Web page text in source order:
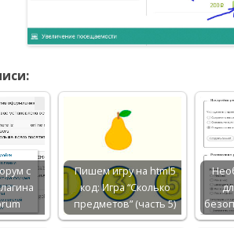
с
Пишем игру на html5
код: Игра “Сколько
предметов” (часть 5)